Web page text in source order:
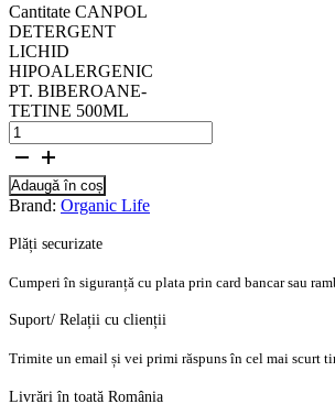
Cantitate CANPOL
DETERGENT
LICHID
HIPOALERGENIC
PT. BIBEROANE-
TETINE 500ML
Adaugă în coș
Brand: Organic Life
Plăți securizate
Cumperi în siguranță cu plata prin card bancar sau
Suport/ Relații cu clienții
Trimite un email și vei primi răspuns în cel mai scurt
Livrări în toată România